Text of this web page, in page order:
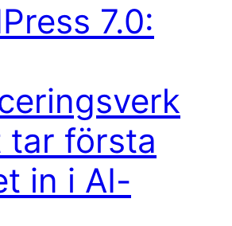
7.0:
tar första
in i AI-